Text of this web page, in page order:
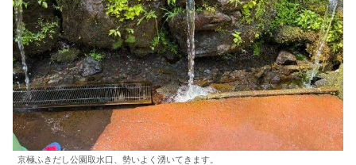
京極ふきだし公園取水口、勢いよく湧いてきます。